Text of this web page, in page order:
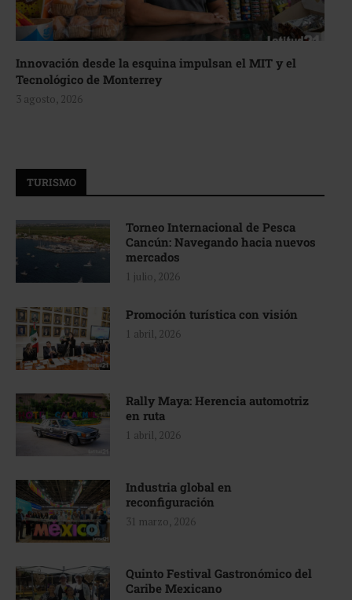
Innovación desde la esquina impulsan el MIT y el
Tecnológico de Monterrey
3 agosto, 2026
TURISMO
Torneo Internacional de Pesca
Cancún: Navegando hacia nuevos
mercados
1 julio, 2026
Promoción turística con visión
1 abril, 2026
Rally Maya: Herencia automotriz
en ruta
1 abril, 2026
Industria global en
reconfiguración
31 marzo, 2026
Quinto Festival Gastronómico del
Caribe Mexicano